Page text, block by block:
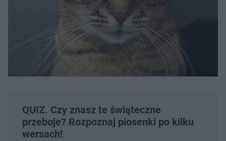
QUIZ. Czy znasz te świąteczne
przeboje? Rozpoznaj piosenki po kilku
wersach!